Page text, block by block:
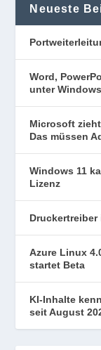
Neueste
Word,
unter
Microsoft
Das müssen
Windows 11
Lizenz
Azure Linux
startet Beta
KI-Inhalte
seit August